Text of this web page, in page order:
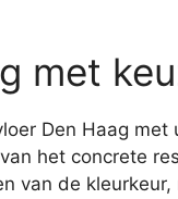
met
Den Haag
het concrete
van de